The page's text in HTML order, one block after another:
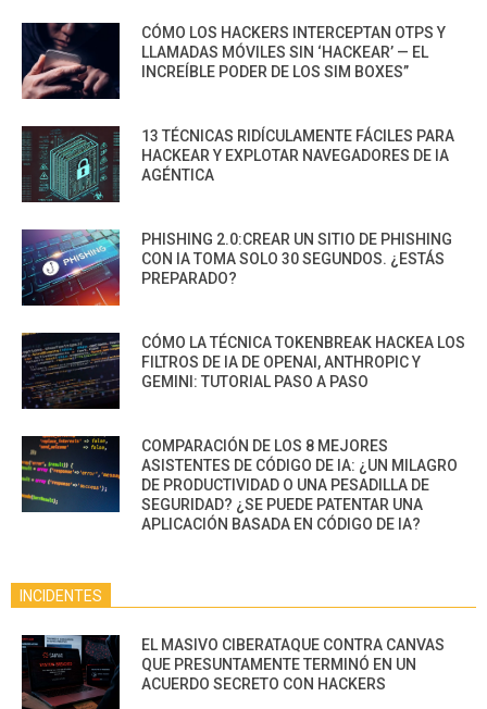
CÓMO LOS HACKERS INTERCEPTAN OTPS Y
LLAMADAS MÓVILES SIN ‘HACKEAR’ — EL
INCREÍBLE PODER DE LOS SIM BOXES”
13 TÉCNICAS RIDÍCULAMENTE FÁCILES PARA
HACKEAR Y EXPLOTAR NAVEGADORES DE IA
AGÉNTICA
PHISHING 2.0:CREAR UN SITIO DE PHISHING
CON IA TOMA SOLO 30 SEGUNDOS. ¿ESTÁS
PREPARADO?
CÓMO LA TÉCNICA TOKENBREAK HACKEA LOS
FILTROS DE IA DE OPENAI, ANTHROPIC Y
GEMINI: TUTORIAL PASO A PASO
COMPARACIÓN DE LOS 8 MEJORES
ASISTENTES DE CÓDIGO DE IA: ¿UN MILAGRO
DE PRODUCTIVIDAD O UNA PESADILLA DE
SEGURIDAD? ¿SE PUEDE PATENTAR UNA
APLICACIÓN BASADA EN CÓDIGO DE IA?
INCIDENTES
EL MASIVO CIBERATAQUE CONTRA CANVAS
QUE PRESUNTAMENTE TERMINÓ EN UN
ACUERDO SECRETO CON HACKERS